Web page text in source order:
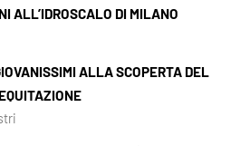
ALL’IDROSCALO DI MILANO
ALLA SCOPERTA DEL